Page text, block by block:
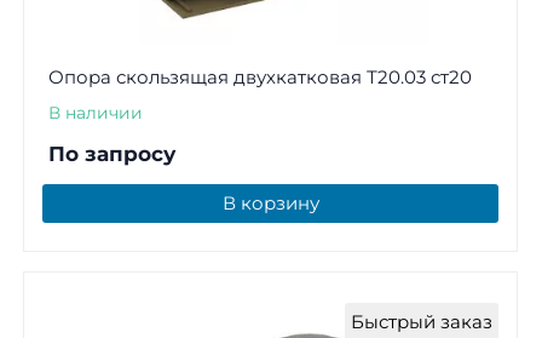
Опора скользящая двухкатковая Т20.03 ст20
В наличии
По запросу
В корзину
Быстрый заказ